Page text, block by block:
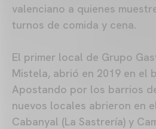
valenciano a quienes
turnos de comida y cena.
El primer local de Grupo
Mistela, abrió en 2019 en el
Apostando por los barrios
nuevos locales abrieron en
Cabanyal (La Sastrería) y